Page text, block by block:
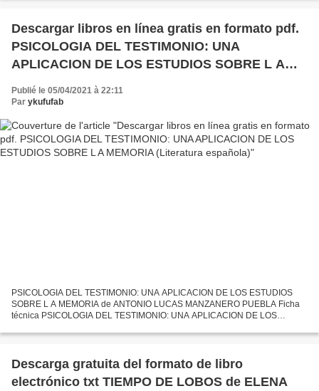
eBook gratis Descarga...
Descargar libros en línea gratis en formato pdf.
PSICOLOGIA DEL TESTIMONIO: UNA
APLICACION DE LOS ESTUDIOS SOBRE L A
MEMORIA (Literatura española)
Publié le 05/04/2021 à 22:11
Par ykufufab
PSICOLOGIA DEL TESTIMONIO: UNA APLICACION DE LOS ESTUDIOS
SOBRE L A MEMORIA de ANTONIO LUCAS MANZANERO PUEBLA Ficha
técnica PSICOLOGIA DEL TESTIMONIO: UNA APLICACION DE LOS
PUEBLA Número de páginas: 256...
Descarga gratuita del formato de libro
electrónico txt TIEMPO DE LOBOS de ELENA